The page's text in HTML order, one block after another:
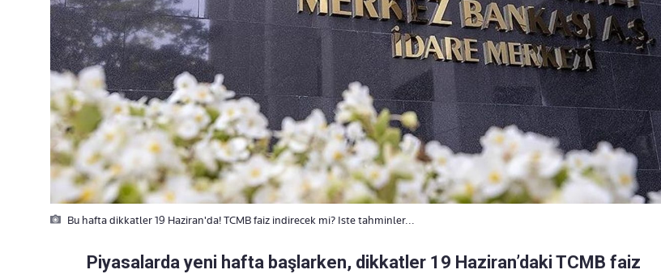
Bu hafta dikkatler 19 Haziran'da! TCMB faiz indirecek mi? Iste tahminler...
Piyasalarda yeni hafta başlarken, dikkatler 19 Haziran’daki TCMB faiz